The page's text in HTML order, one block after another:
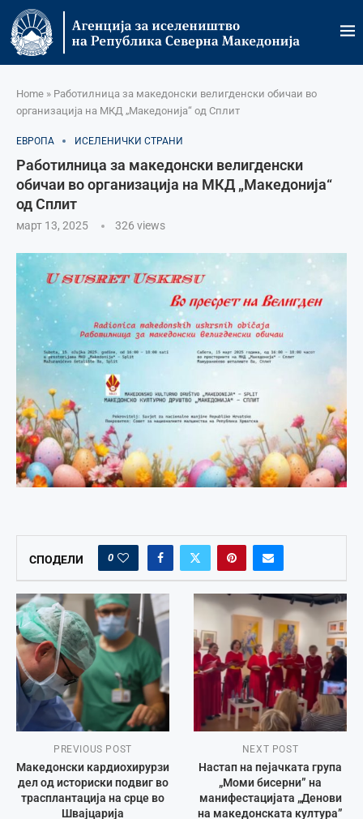
Home » Работилница за македонски велигденски обичаи во
организација на МКД „Македонија“ од Сплит
ЕВРОПА ИСЕЛЕНИЧКИ СТРАНИ
Работилница за македонски велигденски
обичаи во организација на МКД „Македонија“
од Сплит
март 13, 2025 326 views
СПОДЕЛИ 0
PREVIOUS POST
Македонски кардиохирурзи
дел од историски подвиг во
трасплантација на срце во
Швајцарија
NEXT POST
Настап на пејачката група
„Моми бисерни” на
манифестацијата „Денови
на македонската култура”